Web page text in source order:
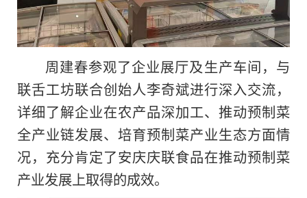
周建春参观了企业展厅及生产车间，与
联舌工坊联合创始人李奇斌进行深入交流，
详细了解企业在农产品深加工、推动预制菜
全产业链发展、培育预制菜产业生态方面情
况，充分肯定了安庆庆联食品在推动预制菜
产业发展上取得的成效。